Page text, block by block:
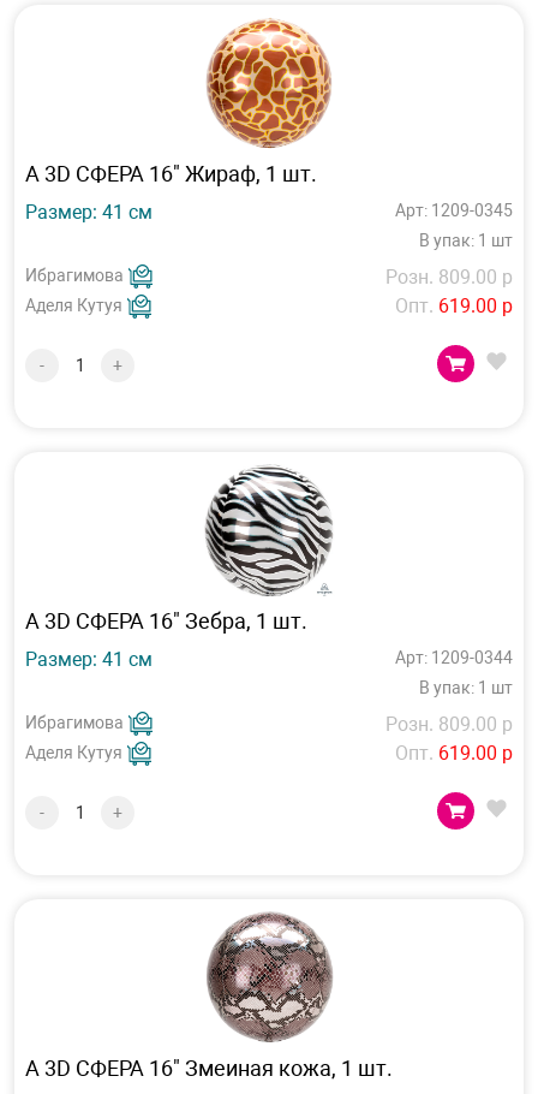
А 3D СФЕРА 16" Жираф, 1 шт.
Размер: 41 см
Арт: 1209-0345
В упак: 1 шт
Ибрагимова
Аделя Кутуя
Розн. 809.00 р
Опт. 619.00 р
- +
А 3D СФЕРА 16" Зебра, 1 шт.
Размер: 41 см
Арт: 1209-0344
В упак: 1 шт
Ибрагимова
Аделя Кутуя
Розн. 809.00 р
Опт. 619.00 р
- +
А 3D СФЕРА 16" Змеиная кожа, 1 шт.